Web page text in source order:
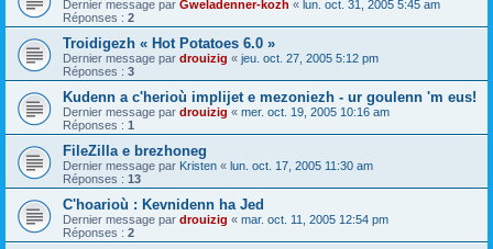
Dernier message par Gweladenner-kozh « lun. oct. 31, 2005 5:45 am
Réponses : 2
Troidigezh « Hot Potatoes 6.0 »
Dernier message par drouizig « jeu. oct. 27, 2005 5:12 pm
Réponses : 3
Kudenn a c'herioù implijet e mezoniezh - ur goulenn 'm eus!
Dernier message par drouizig « mer. oct. 19, 2005 10:16 am
Réponses : 1
FileZilla e brezhoneg
Dernier message par Kristen « lun. oct. 17, 2005 11:30 am
Réponses : 13
C'hoarioù : Kevnidenn ha Jed
Dernier message par drouizig « mar. oct. 11, 2005 12:54 pm
Réponses : 2